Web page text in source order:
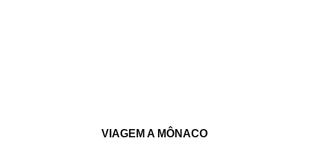
VIAGEM A MÔNACO